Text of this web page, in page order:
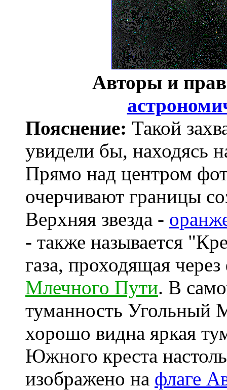
Авторы и
Пояснение: Такой
увидели бы, находясь
Прямо над центром
очерчивают границы
Верхняя звезда -
- также называется
газа, проходящая
Млечного Пути. В
туманность Угольный
хорошо видна яркая
Южного креста
изображено на флаге